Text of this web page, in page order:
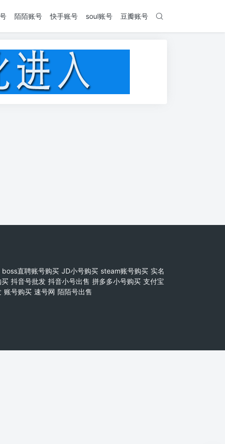
陌陌账号 快手账号 soul账号 豆瓣账号
boss直聘账号购买 JD小号购买 steam账号购买 实名
买 抖音号批发 抖音小号出售 拼多多小号购买 支付宝
账号购买 速号网 陌陌号出售